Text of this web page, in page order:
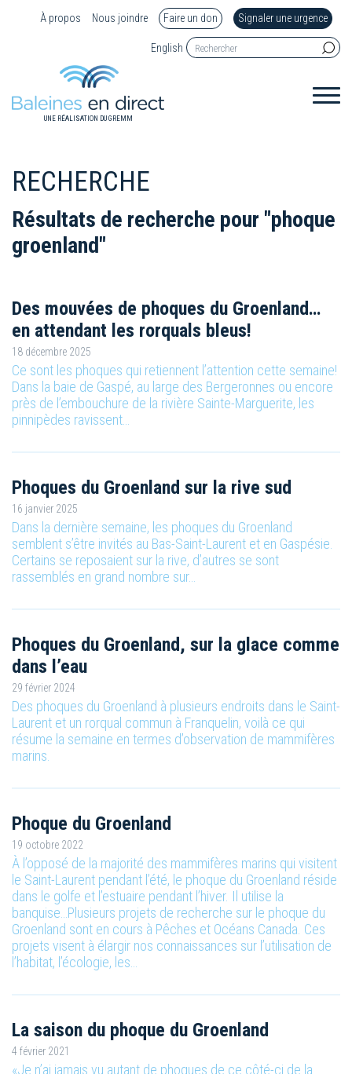
À propos Nous joindre Faire un don Signaler une urgence
English
UNE RÉALISATION DU GREMM
RECHERCHE
Résultats de recherche pour "phoque
groenland"
Des mouvées de phoques du Groenland…
en attendant les rorquals bleus!
18 décembre 2025
Ce sont les phoques qui retiennent l’attention cette semaine!
Dans la baie de Gaspé, au large des Bergeronnes ou encore
près de l’embouchure de la rivière Sainte-Marguerite, les
pinnipèdes ravissent…
Phoques du Groenland sur la rive sud
16 janvier 2025
Dans la dernière semaine, les phoques du Groenland
semblent s’être invités au Bas-Saint-Laurent et en Gaspésie.
Certains se reposaient sur la rive, d’autres se sont
rassemblés en grand nombre sur…
Phoques du Groenland, sur la glace comme
dans l’eau
29 février 2024
Des phoques du Groenland à plusieurs endroits dans le Saint-
Laurent et un rorqual commun à Franquelin, voilà ce qui
résume la semaine en termes d’observation de mammifères
marins.
Phoque du Groenland
19 octobre 2022
À l’opposé de la majorité des mammifères marins qui visitent
le Saint-Laurent pendant l’été, le phoque du Groenland réside
dans le golfe et l’estuaire pendant l’hiver. Il utilise la
banquise…Plusieurs projets de recherche sur le phoque du
Groenland sont en cours à Pêches et Océans Canada. Ces
projets visent à élargir nos connaissances sur l’utilisation de
l’habitat, l’écologie, les…
La saison du phoque du Groenland
4 février 2021
«Je n’ai jamais vu autant de phoques de ce côté-ci de la